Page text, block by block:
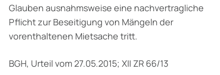
Glauben ausnahmsweise eine nachvertragliche
Pflicht zur Beseitigung von Mängeln der
vorenthaltenen Mietsache tritt.
BGH, Urteil vom 27.05.2015; XII ZR 66/13